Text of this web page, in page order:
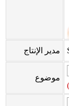
مدير الإنتاج
موضوع